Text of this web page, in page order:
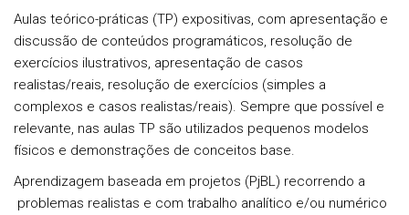
Aulas teórico-práticas (TP) expositivas, com apresentação e
discussão de conteúdos programáticos, resolução de
exercícios ilustrativos, apresentação de casos
realistas/reais, resolução de exercícios (simples a
complexos e casos realistas/reais). Sempre que possível e
relevante, nas aulas TP são utilizados pequenos modelos
físicos e demonstrações de conceitos base.
Aprendizagem baseada em projetos (PjBL) recorrendo a
problemas realistas e com trabalho analítico e/ou numérico